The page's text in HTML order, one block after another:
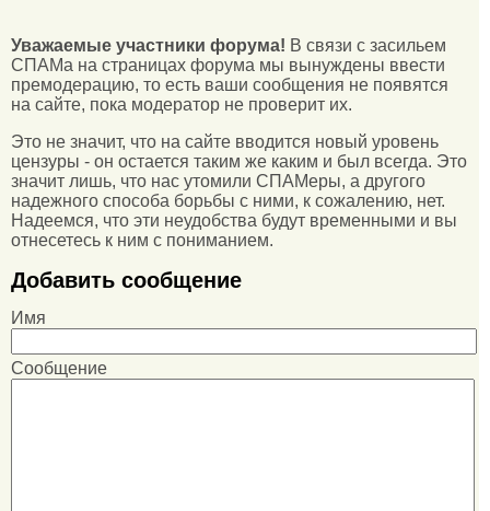
Уважаемые участники форума! В связи с засильем
СПАМа на страницах форума мы вынуждены ввести
премодерацию, то есть ваши сообщения не появятся
на сайте, пока модератор не проверит их.
Это не значит, что на сайте вводится новый уровень
цензуры - он остается таким же каким и был всегда. Это
значит лишь, что нас утомили СПАМеры, а другого
надежного способа борьбы с ними, к сожалению, нет.
Надеемся, что эти неудобства будут временными и вы
отнесетесь к ним с пониманием.
Добавить сообщение
Имя
Сообщение